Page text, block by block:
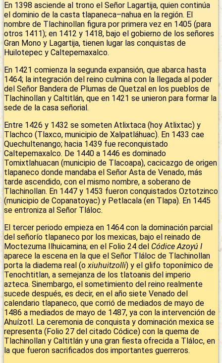
En 1398 asciende al trono el Señor Lagartija, quien continúa
el dominio de la casta tlapaneca–nahua en la región. El
nombre de Tlachinollan figura por primera vez en 1405 (para
otros 1411); en 1412 y 1418, bajo el gobierno de los señores
Gran Mono y Lagartija, tienen lugar las conquistas de
Huilotepec y Caltepemaxalco.
En 1421 comienza la segunda expansión, que abarca hasta
1464; la integración del reino culmina con la llegada al poder
del Señor Bandera de Plumas de Quetzal en los pueblos de
Tlachinollan y Caltitlán, que en 1421 se unieron para formar la
sede de la casa señorial.
Entre 1426 y 1432 se someten Atlixtaca (hoy Atlixtac) y
Tlachco (Tlaxco, municipio de Xalpatláhuac). En 1433 cae
Quechultenango; hacia 1439 fue reconquistado
Caltepemaxalco. De 1440 a 1446 es dominado
Tomixtlahuacan (municipio de Tlacoapa), cacicazgo de origen
tlapaneco donde mandaba el Señor Asta de Venado, más
tarde ascendido, con el mismo nombre, a soberano de
Tlachinollan. En 1447 y 1453 fueron conquistados Oztotzinco
(municipio de Copanatoyac) y Petlacala (en Tlapa). En 1445
se entroniza al Señor Tláloc.
El tercer periodo empieza en 1464 con la dominación parcial
del señorío tlapaneco por los mexicas, bajo el reinado de
Moctezuma Ilhuicamina; en el Folio 24 del Códice Azoyú I
aparece la escena en la que el Señor Tláloc de Tlachinollan
porta la diadema real (oxiuhuitzolli) y el glifo toponímico de
Tenochtitlan, a semejanza de los tlatoanis del imperio
azteca. Sinembargo, el sometimiento del reino realmente
sucede después, es decir, en el año siete Venado del
calendario tlapaneco, que corrió de mediados de mayo de
1486 a mediados de mayo de 1487, ya con la intervención de
Ahuízotl. La ceremonia de conquista y dominación mexica se
representa (Folio 27 del citado Códice) con la quema de
Tlachinollan y Caltitlán y una gran fiesta ofrecida a Tláloc, en
la que fueron sacrificados dos importantes guerreros.